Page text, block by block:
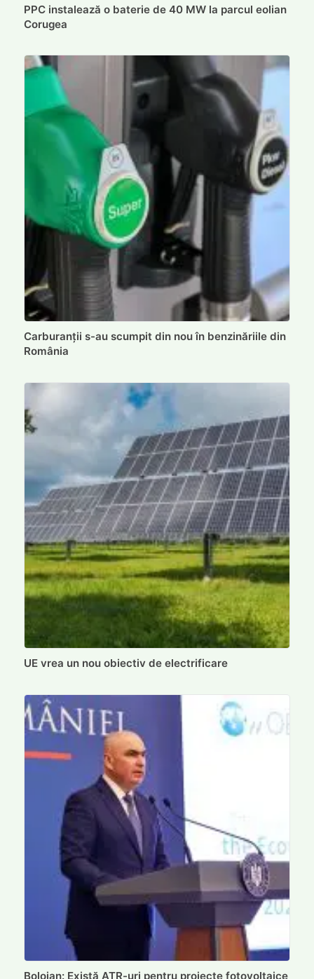
PPC instalează o baterie de 40 MW la parcul eolian
Corugea
Carburanții s-au scumpit din nou în benzinăriile din
România
UE vrea un nou obiectiv de electrificare
Bolojan: Există ATR-uri pentru proiecte fotovoltaice